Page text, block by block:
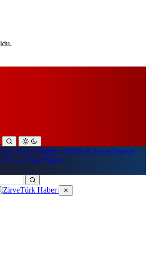
Yayın Gündem Kültür & Sanat Siyaset
Dünya Spor Eğitim